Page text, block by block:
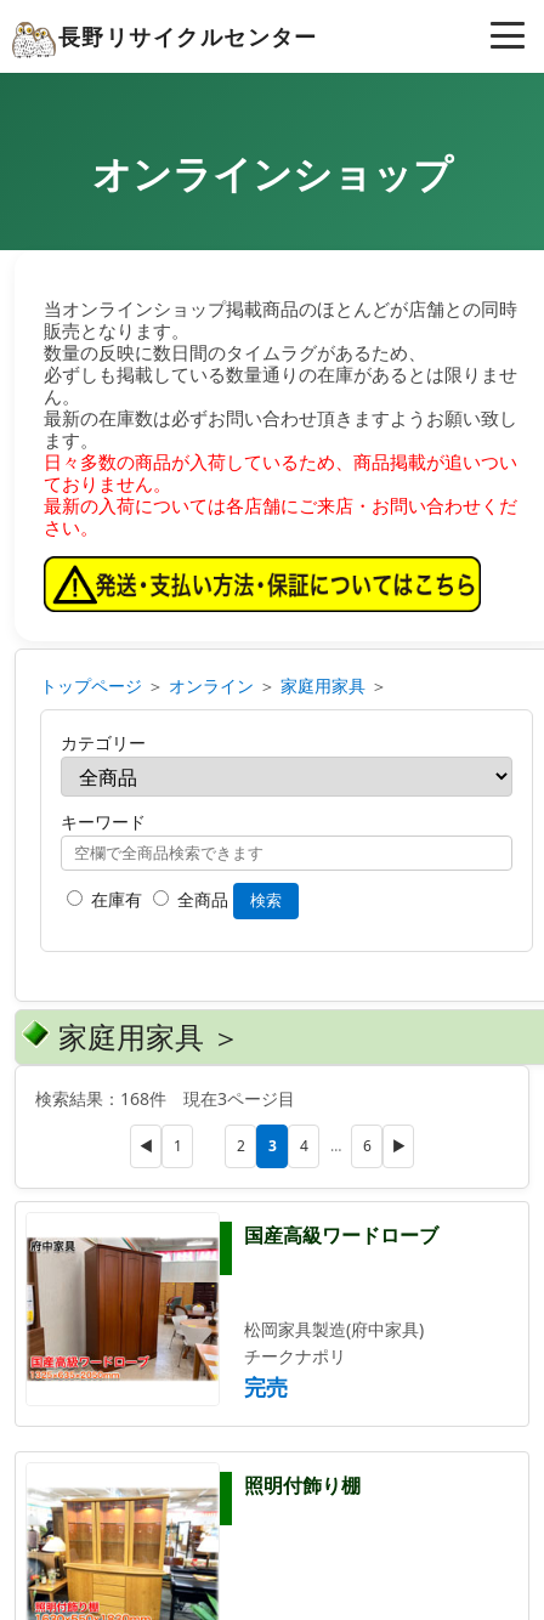
長野リサイクルセンター
オンラインショップ
当オンラインショップ掲載商品のほとんどが店舗との同時
販売となります。
数量の反映に数日間のタイムラグがあるため、
必ずしも掲載している数量通りの在庫があるとは限りませ
ん。
最新の在庫数は必ずお問い合わせ頂きますようお願い致し
ます。
日々多数の商品が入荷しているため、商品掲載が追いつい
ておりません。
最新の入荷については各店舗にご来店・お問い合わせくだ
さい。
トップページ ＞ オンライン ＞ 家庭用家具 ＞
カテゴリー
キーワード
在庫有 全商品 検索
家庭用家具 ＞
検索結果：168件 現在3ページ目
◀ 1 2 3 4 … 6 ▶
国産高級ワードローブ
松岡家具製造(府中家具)
チークナポリ
完売
照明付飾り棚